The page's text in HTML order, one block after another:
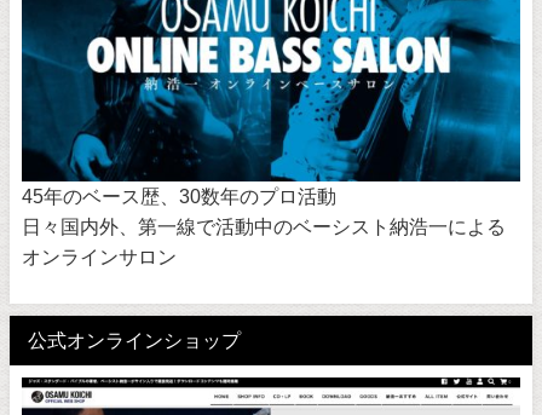
45年のベース歴、30数年のプロ活動
日々国内外、第一線で活動中のベーシスト納浩一による
オンラインサロン
公式オンラインショップ